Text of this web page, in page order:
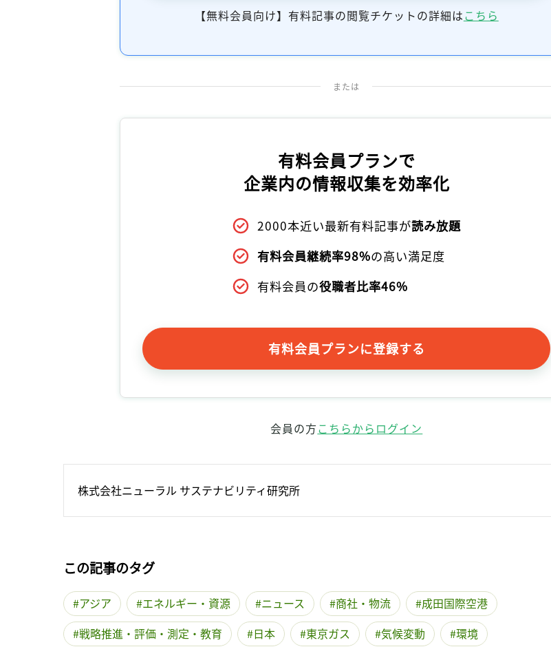
【無料会員向け】有料記事の閲覧チケットの詳細はこちら
または
有料会員プランで
企業内の情報収集を効率化
2000本近い最新有料記事が読み放題
有料会員継続率98%の高い満足度
有料会員の役職者比率46%
有料会員プランに登録する
会員の方こちらからログイン
株式会社ニューラル サステナビリティ研究所
この記事のタグ
アジア エネルギー・資源 ニュース 商社・物流
成田国際空港
戦略推進・評価・測定・教育
日本 東京ガス 気候変動 環境
記事をお気に入りに保存するには
ログインが必要です